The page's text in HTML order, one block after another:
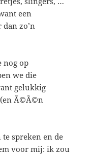
een
zo’n
nog op
we die
gelukkig
(en Ã©Ã©n
te spreken en de
voor mij: ik zou